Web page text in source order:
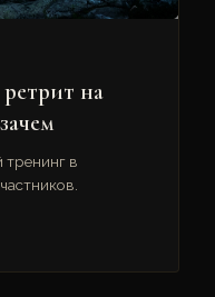
на
тренинг в